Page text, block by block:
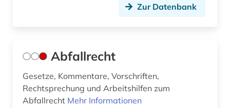
basilika (1)
Zur Datenbank
Abfallrecht
Gesetze, Kommentare, Vorschriften,
Rechtsprechung und Arbeitshilfen zum
Abfallrecht Mehr Informationen